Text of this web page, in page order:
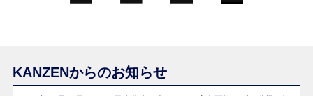
KANZENからのお知らせ